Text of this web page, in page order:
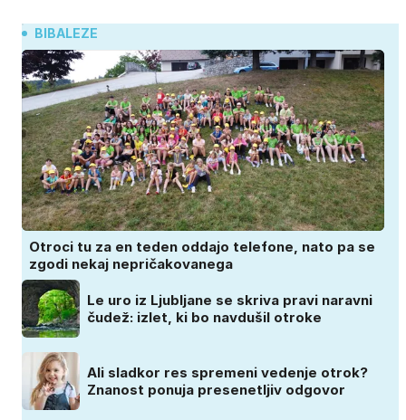
BIBALEZE
Otroci tu za en teden oddajo telefone, nato pa se
zgodi nekaj nepričakovanega
Le uro iz Ljubljane se skriva pravi naravni
čudež: izlet, ki bo navdušil otroke
Ali sladkor res spremeni vedenje otrok?
Znanost ponuja presenetljiv odgovor